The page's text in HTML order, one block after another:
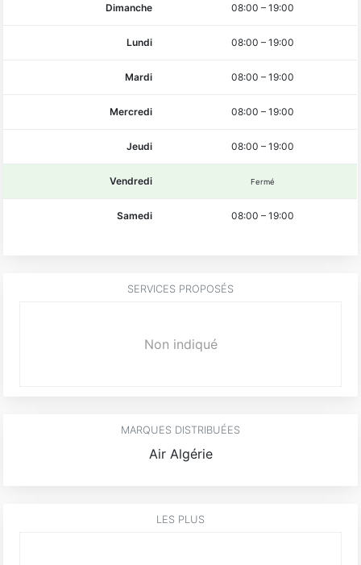
Dimanche 08:00 –19:00
Lundi 08:00 –19:00
Mardi 08:00 –19:00
Mercredi 08:00 –19:00
Jeudi 08:00 –19:00
Vendredi Fermé
Samedi 08:00 –19:00
SERVICES PROPOSÉS
Non indiqué
MARQUES DISTRIBUÉES
Air Algérie
LES PLUS